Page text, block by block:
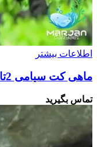
اطلاعات بیشتر
ماهی کت سیامی 2تا 3 سانتی متر (پک 3تایی )
تماس بگیرید